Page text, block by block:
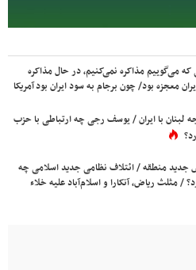
که می‌گوییم مذاکره نمی‌کنیم، در حال مذاکره
معجزه بود/ چون برجام به سود ایران بود آمریکا
لبنان با ایران / یوسف رجی چه ارتباطی با حزب
جدید منطقه / ائتلاف نظامی جدید اسلامی چه
/ مثلث ریاض، آنکارا و اسلام‌آباد علیه خلاء